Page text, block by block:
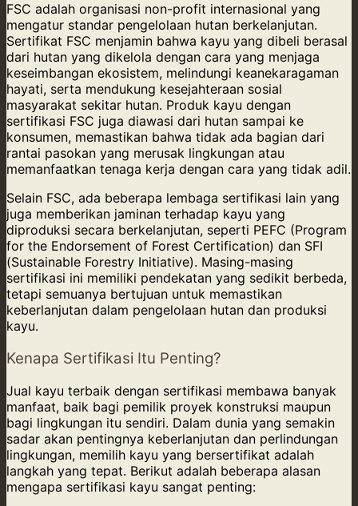
FSC adalah organisasi non-profit internasional yang
mengatur standar pengelolaan hutan berkelanjutan.
Sertifikat FSC menjamin bahwa kayu yang dibeli berasal
dari hutan yang dikelola dengan cara yang menjaga
keseimbangan ekosistem, melindungi keanekaragaman
hayati, serta mendukung kesejahteraan sosial
masyarakat sekitar hutan. Produk kayu dengan
sertifikasi FSC juga diawasi dari hutan sampai ke
konsumen, memastikan bahwa tidak ada bagian dari
rantai pasokan yang merusak lingkungan atau
memanfaatkan tenaga kerja dengan cara yang tidak adil.
Selain FSC, ada beberapa lembaga sertifikasi lain yang
juga memberikan jaminan terhadap kayu yang
diproduksi secara berkelanjutan, seperti PEFC (Program
for the Endorsement of Forest Certification) dan SFI
(Sustainable Forestry Initiative). Masing-masing
sertifikasi ini memiliki pendekatan yang sedikit berbeda,
tetapi semuanya bertujuan untuk memastikan
keberlanjutan dalam pengelolaan hutan dan produksi
kayu.
Kenapa Sertifikasi Itu Penting?
Jual kayu terbaik dengan sertifikasi membawa banyak
manfaat, baik bagi pemilik proyek konstruksi maupun
bagi lingkungan itu sendiri. Dalam dunia yang semakin
sadar akan pentingnya keberlanjutan dan perlindungan
lingkungan, memilih kayu yang bersertifikat adalah
langkah yang tepat. Berikut adalah beberapa alasan
mengapa sertifikasi kayu sangat penting: